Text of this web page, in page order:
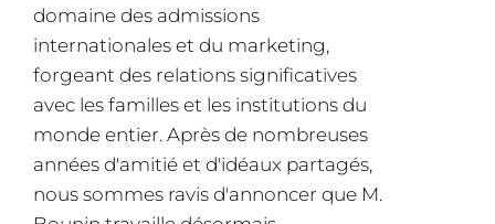
domaine des admissions
internationales et du marketing,
forgeant des relations significatives
avec les familles et les institutions du
monde entier. Après de nombreuses
années d'amitié et d'idéaux partagés,
nous sommes ravis d'annoncer que M.